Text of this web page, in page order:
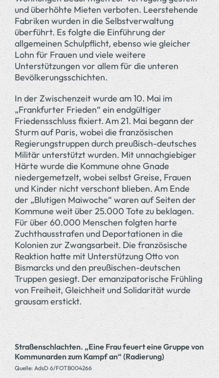
und überhöhte Mieten verboten. Leerstehende
Fabriken wurden in die Selbstverwaltung
überführt. Es folgte die Einführung der
allgemeinen Schulpflicht, ebenso wie gleicher
Lohn für Frauen und viele weitere
Unterstützungen vor allem für die unteren
Bevölkerungsschichten.
In der Zwischenzeit wurde am 10. Mai im
„Frankfurter Frieden“ ein endgültiger
Friedensschluss fixiert. Am 21. Mai begann der
Sturm auf Paris, wobei die französischen
Regierungstruppen durch preußisch-deutsches
Militär unterstützt wurden. Mit unnachgiebiger
Härte wurde die Kommune ohne Gnade
niedergemetzelt, wobei selbst Greise, Frauen
und Kinder nicht verschont blieben. Am Ende
der „Blutigen Maiwoche“ waren auf Seiten der
Kommune weit über 25.000 Tote zu beklagen.
Für über 60.000 Menschen folgten harte
Zuchthausstrafen und Deportationen in die
Kolonien zur Zwangsarbeit. Die französische
Reaktion hatte mit Unterstützung Otto von
Bismarcks und den preußischen-deutschen
Truppen gesiegt. Der emanzipatorische Frühling
von Freiheit, Gleichheit und Solidarität wurde
grausam erstickt.
Straßenschlachten. „Eine Frau feuert eine Gruppe von
Kommunarden zum Kampf an“ (Radierung)
Quelle: AdsD 6/FOTB004266